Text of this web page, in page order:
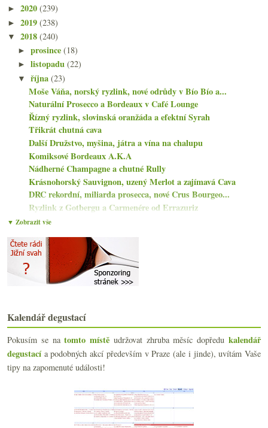
► 2020 (239)
► 2019 (238)
▼ 2018 (240)
►prosince(18)
►listopadu(22)
▼října(23)
Moše Váňa, norský ryzlink, nové odrůdy v Bío Bío a...
Naturální Prosecco a Bordeaux v Café Lounge
Řízný ryzlink, slovinská oranžáda a efektní Syrah
Třikrát chutná cava
Další Družstvo, myšina, játra a vína na chalupu
Komiksové Bordeaux A.K.A
Nádherné Champagne a chutné Rully
Krásnohorský Sauvignon, uzený Merlot a zajímavá Cava
DRC rekordní, miliarda prosecca, nové Crus Bourgeo...
Ryzlink z Gotbergu a Carmenére od Errazuriz
Krásná červená Gruzie a Merlot od Beneše
Slovenský Fred a dva německé ryzlinky
Degustační sada „malého vinaře“ Mádla
Parádní biodynamický alsaský Riesling
Podvod mezi Master Sommeliers a v St. Émilionu
Tipy na zahraniční e-shopy se španělským vínem
Plenér Cuvée Tři, pěkné Barolo a Savennières
Výtečné rosé a dvakrát povedená bio cava
Nejvyšší vinice, Nyetimber prestižní, naturálno au...
Bordeauxské naturálno Château Le Puy
Egerský Pinot & Lidl Pinot od Michlovského
(18)
▼ Zobrazit vše
Kalendář degustací
Pokusím se natomto místě udržovat zhruba měsíc dopředukalendář
degustacía podobných akcí především v Praze (ale i jinde), uvítám Vaše
tipy na zapomenuté události!